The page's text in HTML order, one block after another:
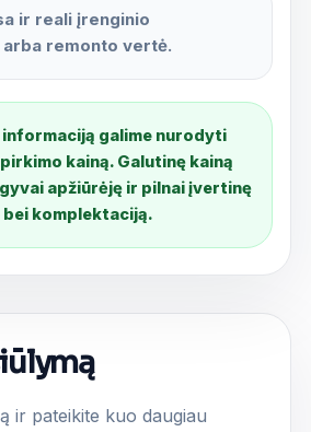
ir reali įrenginio
remonto vertė.
galime nurodyti
kainą. Galutinę kainą
apžiūrėję ir pilnai įvertinę
komplektaciją.
ir pateikite kuo daugiau